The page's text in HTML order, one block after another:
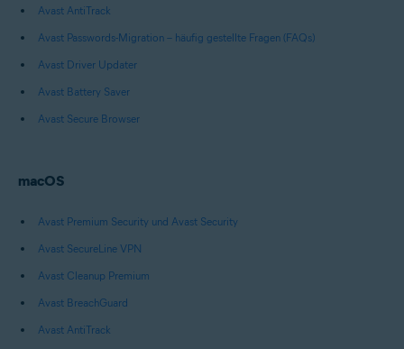
Avast AntiTrack
Avast Passwords-Migration – häufig gestellte Fragen (FAQs)
Avast Driver Updater
Avast Battery Saver
Avast Secure Browser
macOS
Avast Premium Security und Avast Security
Avast SecureLine VPN
Avast Cleanup Premium
Avast BreachGuard
Avast AntiTrack